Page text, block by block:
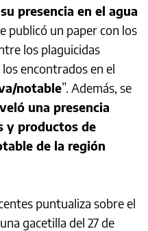
presencia en el agua
publicó un paper con los
los plaguicidas
encontrados en el
notable”. Además, se
una presencia
y productos de
de la región
puntualiza sobre el
gacetilla del 27 de